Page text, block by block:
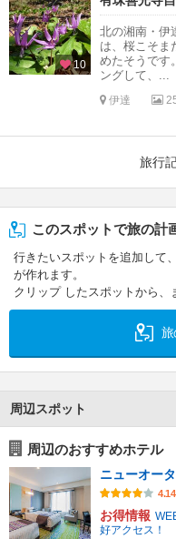
10
北の湘南・伊
は、桜こそま
めたそうです
ングして、...
伊達
旅行
このスポットで旅の計
行きたいスポットを追加して
が作れます。
クリップ したスポットから、
旅
周辺スポット
周辺のおすすめホテル
ニューオー
4.14
お得情報
好アクセス！